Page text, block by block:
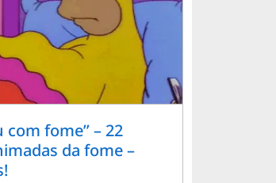
com fome” – 22
da fome –